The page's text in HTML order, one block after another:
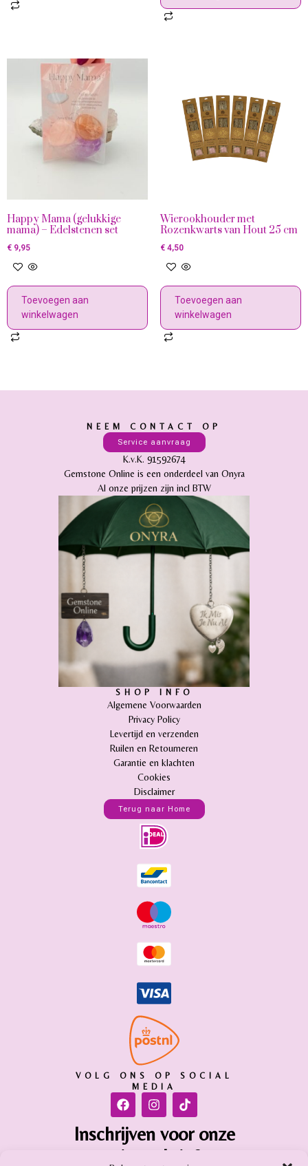
Happy Mama (gelukkige
mama) – Edelstenen set
€ 9,95
Toevoegen aan
winkelwagen
Wierookhouder met
Rozenkwarts van Hout 25 cm
€4,50
Toevoegen aan
winkelwagen
NEEM CONTACT OP
Service aanvraag
K.v.K. 91592674
Gemstone Online is een onderdeel van Onyra
Al onze prijzen zijn incl BTW
SHOP INFO
Algemene Voorwaarden
Privacy Policy
Levertijd en verzenden
Ruilen en Retourneren
Garantie en klachten
Cookies
Disclaimer
Terug naar Home
VOLG ONS OP SOCIAL
MEDIA
Inschrijven voor onze
nieuwsbrief